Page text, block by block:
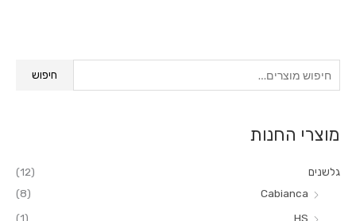
י
ע
חיפוש
מוצרי החנות
גלשנים
(12)
Cabianca
(8)
HS
(1)